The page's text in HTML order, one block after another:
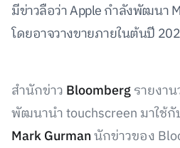
มีข่าวลือว่า Apple กำลังพัฒนา
โดยอาจวางขายภายในต้นปี
สำนักข่าว Bloombergรายงา
พัฒนานำ touchscreen มาใช้กั
Mark Gurmanนักข่าวของ